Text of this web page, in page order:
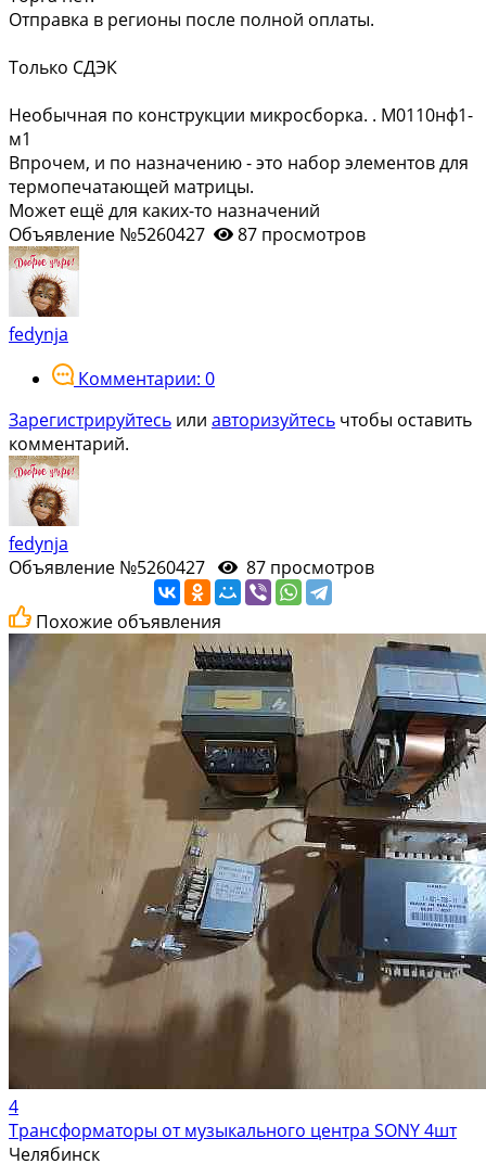
Отправка в регионы после полной оплаты.
Только СДЭК
Необычная по конструкции микросборка. . М0110нф1-
м1
Впрочем, и по назначению - это набор элементов для
термопечатающей матрицы.
Может ещё для каких-то назначений
Объявление №5260427
87 просмотров
fedynja
Комментарии: 0
Зарегистрируйтесь или авторизуйтесь чтобы оставить
комментарий.
fedynja
Объявление №5260427
87 просмотров
Похожие объявления
4
Трансформаторы от музыкального центра SONY 4шт
Челябинск